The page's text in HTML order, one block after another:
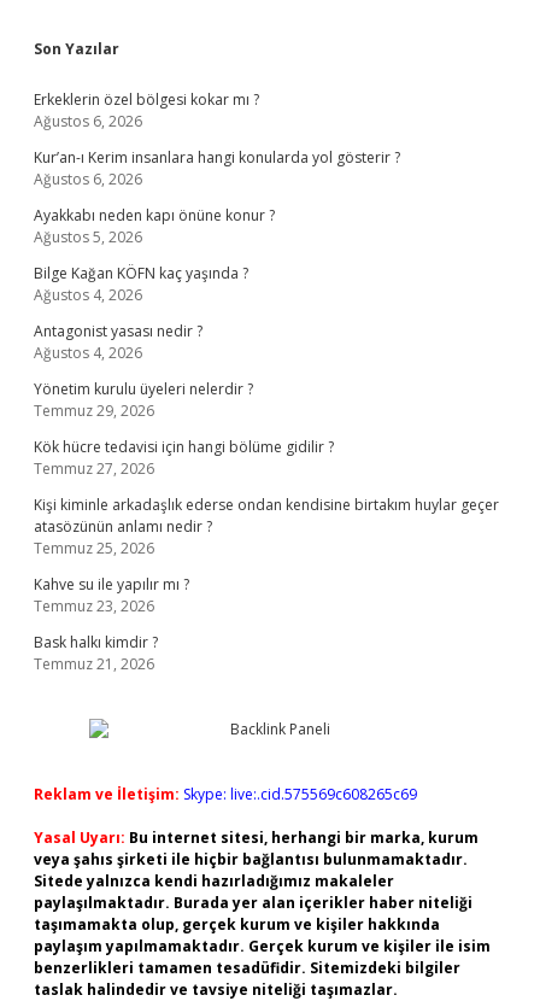
Sidebar
Son Yazılar
Erkeklerin özel bölgesi kokar mı ?
Ağustos 6, 2026
Kur’an-ı Kerim insanlara hangi konularda yol gösterir ?
Ağustos 6, 2026
Ayakkabı neden kapı önüne konur ?
Ağustos 5, 2026
Bilge Kağan KÖFN kaç yaşında ?
Ağustos 4, 2026
Antagonist yasası nedir ?
Ağustos 4, 2026
Yönetim kurulu üyeleri nelerdir ?
Temmuz 29, 2026
Kök hücre tedavisi için hangi bölüme gidilir ?
Temmuz 27, 2026
Kişi kiminle arkadaşlık ederse ondan kendisine birtakım huylar geçer
atasözünün anlamı nedir ?
Temmuz 25, 2026
Kahve su ile yapılır mı ?
Temmuz 23, 2026
Bask halkı kimdir ?
Temmuz 21, 2026
Reklam ve İletişim: Skype: live:.cid.575569c608265c69
Yasal Uyarı: Bu internet sitesi, herhangi bir marka, kurum
veya şahıs şirketi ile hiçbir bağlantısı bulunmamaktadır.
Sitede yalnızca kendi hazırladığımız makaleler
paylaşılmaktadır. Burada yer alan içerikler haber niteliği
taşımamakta olup, gerçek kurum ve kişiler hakkında
paylaşım yapılmamaktadır. Gerçek kurum ve kişiler ile isim
benzerlikleri tamamen tesadüfidir. Sitemizdeki bilgiler
taslak halindedir ve tavsiye niteliği taşımazlar.